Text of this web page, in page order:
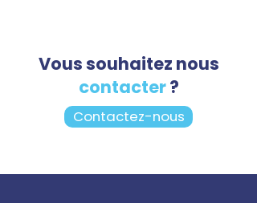
Vous souhaitez nous
contacter?
Contactez-nous